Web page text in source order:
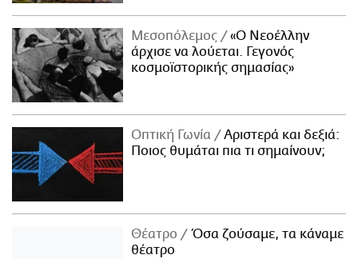
Μεσοπόλεμος
«Ο Νεοέλλην
άρχισε να λούεται. Γεγονός
κοσμοϊστορικής σημασίας»
Οπτική Γωνία
Αριστερά και δεξιά:
Ποιος θυμάται πια τι σημαίνουν;
Θέατρο
Όσα ζούσαμε, τα κάναμε
θέατρο